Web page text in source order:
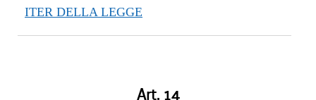
ITER DELLA LEGGE
Art. 14